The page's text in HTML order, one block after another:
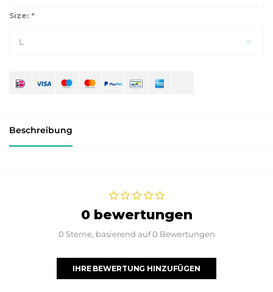
Size: *
L
Beschreibung
0 bewertungen
0 Sterne, basierend auf 0 Bewertungen
IHRE BEWERTUNG HINZUFÜGEN